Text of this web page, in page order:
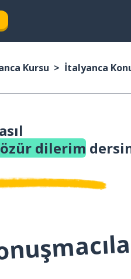
Kursu İtalyanca
dilerim